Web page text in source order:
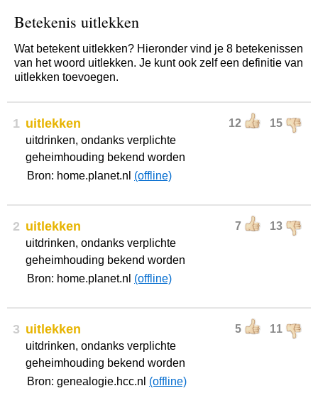
Betekenis uitlekken
Wat betekent uitlekken? Hieronder vind je 8 betekenissen
van het woord uitlekken. Je kunt ook zelf een definitie van
uitlekken toevoegen.
1 12 15
uitlekken
uitdrinken, ondanks verplichte
geheimhouding bekend worden
Bron: home.planet.nl (offline)
2 7 13
uitlekken
uitdrinken, ondanks verplichte
geheimhouding bekend worden
Bron: home.planet.nl (offline)
3 5 11
uitlekken
uitdrinken, ondanks verplichte
geheimhouding bekend worden
Bron: genealogie.hcc.nl (offline)